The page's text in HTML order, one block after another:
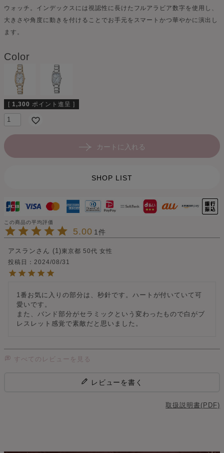
ウォッチ。インデックスには視認性に長けたフルアラビア数字を使用し、
大きさや角度に動きを付けることでお手元をスマートかつ華やかに演出し
ます。
Color
[ 1,300 ポイント進呈 ]
カートに入れる
SHOP LIST
5.00 1
アスラン 1 東京都 50代 女性
投稿日
2024/08/31
1番お気に入りの部分は、秒針です。ハートが付いていて可
愛いです。
また、バンド部分がセラミックという変わったもので白がブ
レスレット感覚で素敵だと思いました。
すべてのレビューを見る
レビューを書く
取扱説明書(PDF)